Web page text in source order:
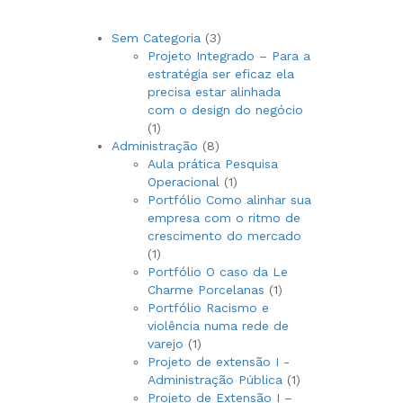
Sem Categoria 33
produtos
Projeto Integrado – Para a
estratégia ser eficaz ela
precisa estar alinhada
com o design do negócio
11
produto
Administração 88
produtos
Aula prática Pesquisa
Operacional
11
produto
Portfólio Como alinhar sua
empresa com o ritmo de
crescimento do mercado
11
produto
Portfólio O caso da Le
Charme Porcelanas
11
Portfólio Racismo e
violência numa rede de
varejo
11
produto
Projeto de extensão I -
Administração Pública
11
Projeto de Extensão I –